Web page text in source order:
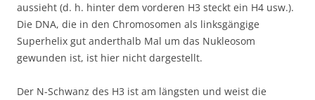
aussieht (d. h. hinter dem vorderen H3 steckt ein H4 usw.).
Die DNA, die in den Chromosomen als linksgängige
Superhelix gut anderthalb Mal um das Nukleosom
gewunden ist, ist hier nicht dargestellt.
Der N-Schwanz des H3 ist am längsten und weist die